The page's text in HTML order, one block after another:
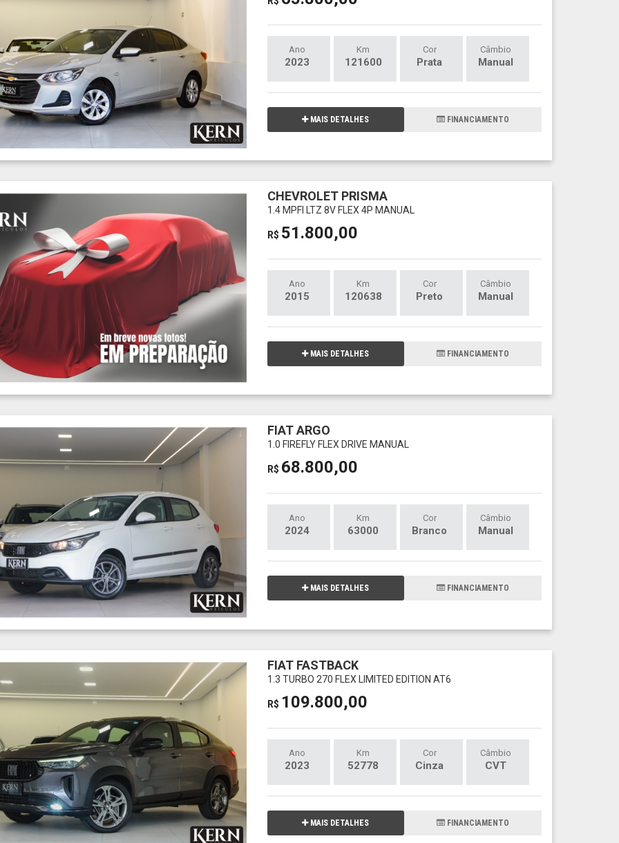
Ano
2023
Km
121600
Cor
Prata
Câmbio
Manual
MAIS DETALHES FINANCIAMENTO
CHEVROLET PRISMA
1.4 MPFI LTZ 8V FLEX 4P MANUAL
R$ 51.800,00
Ano
2015
Km
120638
Cor
Preto
Câmbio
Manual
MAIS DETALHES FINANCIAMENTO
FIAT ARGO
1.0 FIREFLY FLEX DRIVE MANUAL
R$ 68.800,00
Ano
2024
Km
63000
Cor
Branco
Câmbio
Manual
MAIS DETALHES FINANCIAMENTO
FIAT FASTBACK
1.3 TURBO 270 FLEX LIMITED EDITION AT6
R$ 109.800,00
Ano
2023
Km
52778
Cor
Cinza
Câmbio
CVT
MAIS DETALHES FINANCIAMENTO